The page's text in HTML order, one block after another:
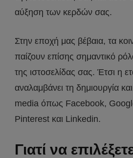
αύξηση των κερδών σας.
Στην εποχή μας βέβαια, τα
παίζουν επίσης σημαντικό
της ιστοσελίδας σας. Έτσι η
αναλαμβάνει τη δημιουργία
media όπως Facebook,
Pinterest και Linkedin.
Γιατί να